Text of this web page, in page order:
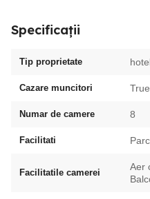
Specificații
Tip proprietate
Cazare muncitori True
Numar de camere 8
Facilitati
Facilitatile camerei
Aer